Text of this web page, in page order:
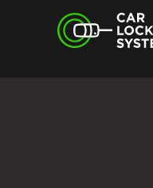
Car Lock Systems